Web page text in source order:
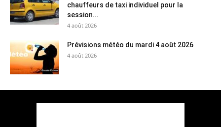
chauffeurs de taxi individuel pour la
session...
4 août 2026
Prévisions météo du mardi 4 août 2026
4 août 2026